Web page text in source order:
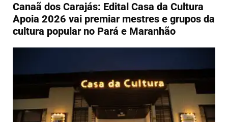
Canaã dos Carajás: Edital Casa da Cultura
Apoia 2026 vai premiar mestres e grupos da
cultura popular no Pará e Maranhão